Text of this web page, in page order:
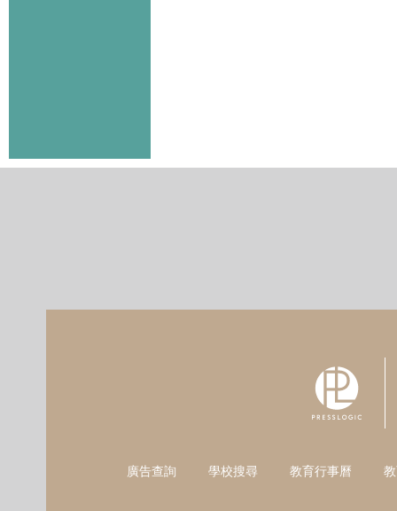
廣告查詢 學校搜尋 教育行事曆